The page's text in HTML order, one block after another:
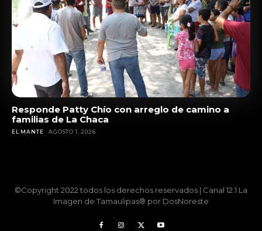
Responde Patty Chío con arreglo de camino a
familias de La Chaca
EL MANTE AGOSTO 1, 2026
©Copyright 2022 todos los derechos reservados | Canal 12.1 La
Imagen de Tamaulipas® por DosNoreste